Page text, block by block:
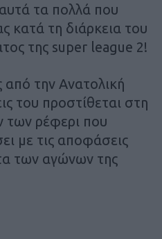
τα πολλά που
κατά τη διάρκεια του
της super league 2!
από την Ανατολική
του προστίθεται στη
των ρέφερι που
με τις αποφάσεις
των αγώνων της